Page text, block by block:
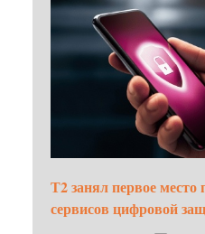
Т2 занял первое
сервисов цифровой